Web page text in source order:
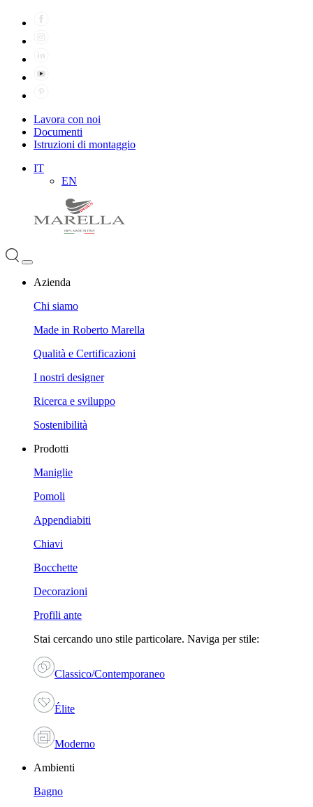
Lavora con noi
Documenti
Istruzioni di montaggio
IT
EN
Azienda
Chi siamo
Made in Roberto Marella
Qualità e Certificazioni
I nostri designer
Ricerca e sviluppo
Sostenibilità
Prodotti
Maniglie
Pomoli
Appendiabiti
Chiavi
Bocchette
Decorazioni
Profili ante
Stai cercando uno stile particolare. Naviga per stile:
Classico/Contemporaneo
Élite
Moderno
Ambienti
Bagno